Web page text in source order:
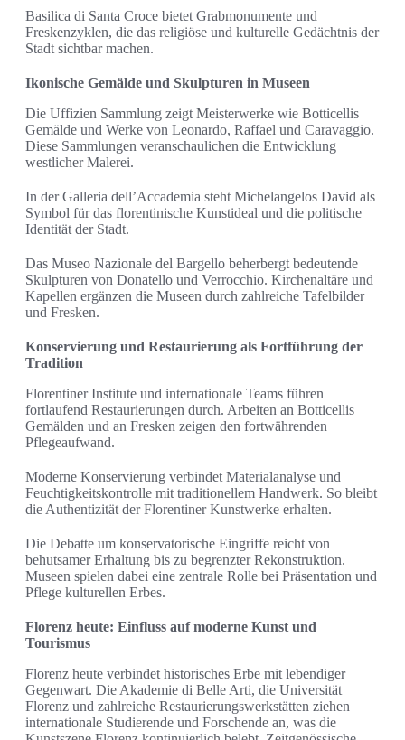
Basilica di Santa Croce bietet Grabmonumente und
Freskenzyklen, die das religiöse und kulturelle Gedächtnis der
Stadt sichtbar machen.
Ikonische Gemälde und Skulpturen in Museen
Die Uffizien Sammlung zeigt Meisterwerke wie Botticellis
Gemälde und Werke von Leonardo, Raffael und Caravaggio.
Diese Sammlungen veranschaulichen die Entwicklung
westlicher Malerei.
In der Galleria dell’Accademia steht Michelangelos David als
Symbol für das florentinische Kunstideal und die politische
Identität der Stadt.
Das Museo Nazionale del Bargello beherbergt bedeutende
Skulpturen von Donatello und Verrocchio. Kirchenaltäre und
Kapellen ergänzen die Museen durch zahlreiche Tafelbilder
und Fresken.
Konservierung und Restaurierung als Fortführung der
Tradition
Florentiner Institute und internationale Teams führen
fortlaufend Restaurierungen durch. Arbeiten an Botticellis
Gemälden und an Fresken zeigen den fortwährenden
Pflegeaufwand.
Moderne Konservierung verbindet Materialanalyse und
Feuchtigkeitskontrolle mit traditionellem Handwerk. So bleibt
die Authentizität der Florentiner Kunstwerke erhalten.
Die Debatte um konservatorische Eingriffe reicht von
behutsamer Erhaltung bis zu begrenzter Rekonstruktion.
Museen spielen dabei eine zentrale Rolle bei Präsentation und
Pflege kulturellen Erbes.
Florenz heute: Einfluss auf moderne Kunst und
Tourismus
Florenz heute verbindet historisches Erbe mit lebendiger
Gegenwart. Die Akademie di Belle Arti, die Universität
Florenz und zahlreiche Restaurierungswerkstätten ziehen
internationale Studierende und Forschende an, was die